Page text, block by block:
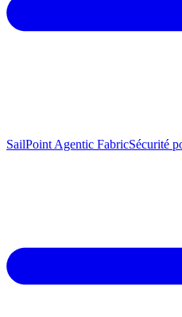
SailPoint Agentic FabricSécurité